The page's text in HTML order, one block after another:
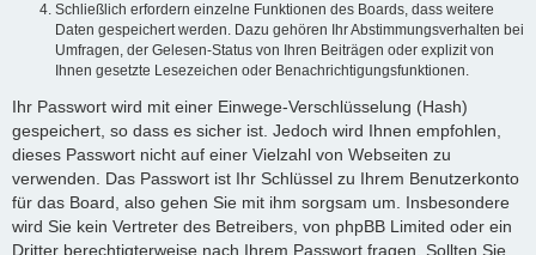
Schließlich erfordern einzelne Funktionen des Boards, dass weitere
Daten gespeichert werden. Dazu gehören Ihr Abstimmungsverhalten bei
Umfragen, der Gelesen-Status von Ihren Beiträgen oder explizit von
Ihnen gesetzte Lesezeichen oder Benachrichtigungsfunktionen.
Ihr Passwort wird mit einer Einwege-Verschlüsselung (Hash)
gespeichert, so dass es sicher ist. Jedoch wird Ihnen empfohlen,
dieses Passwort nicht auf einer Vielzahl von Webseiten zu
verwenden. Das Passwort ist Ihr Schlüssel zu Ihrem Benutzerkonto
für das Board, also gehen Sie mit ihm sorgsam um. Insbesondere
wird Sie kein Vertreter des Betreibers, von phpBB Limited oder ein
Dritter berechtigterweise nach Ihrem Passwort fragen. Sollten Sie